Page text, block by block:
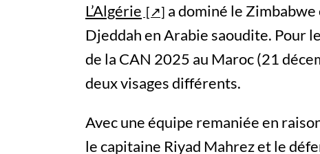
L’Algérie
a dominé le
Djeddah en Arabie saoudite. Pour
de la CAN 2025 au Maroc (21
deux visages différents.
Avec une équipe remaniée en
le capitaine Riyad Mahrez et le